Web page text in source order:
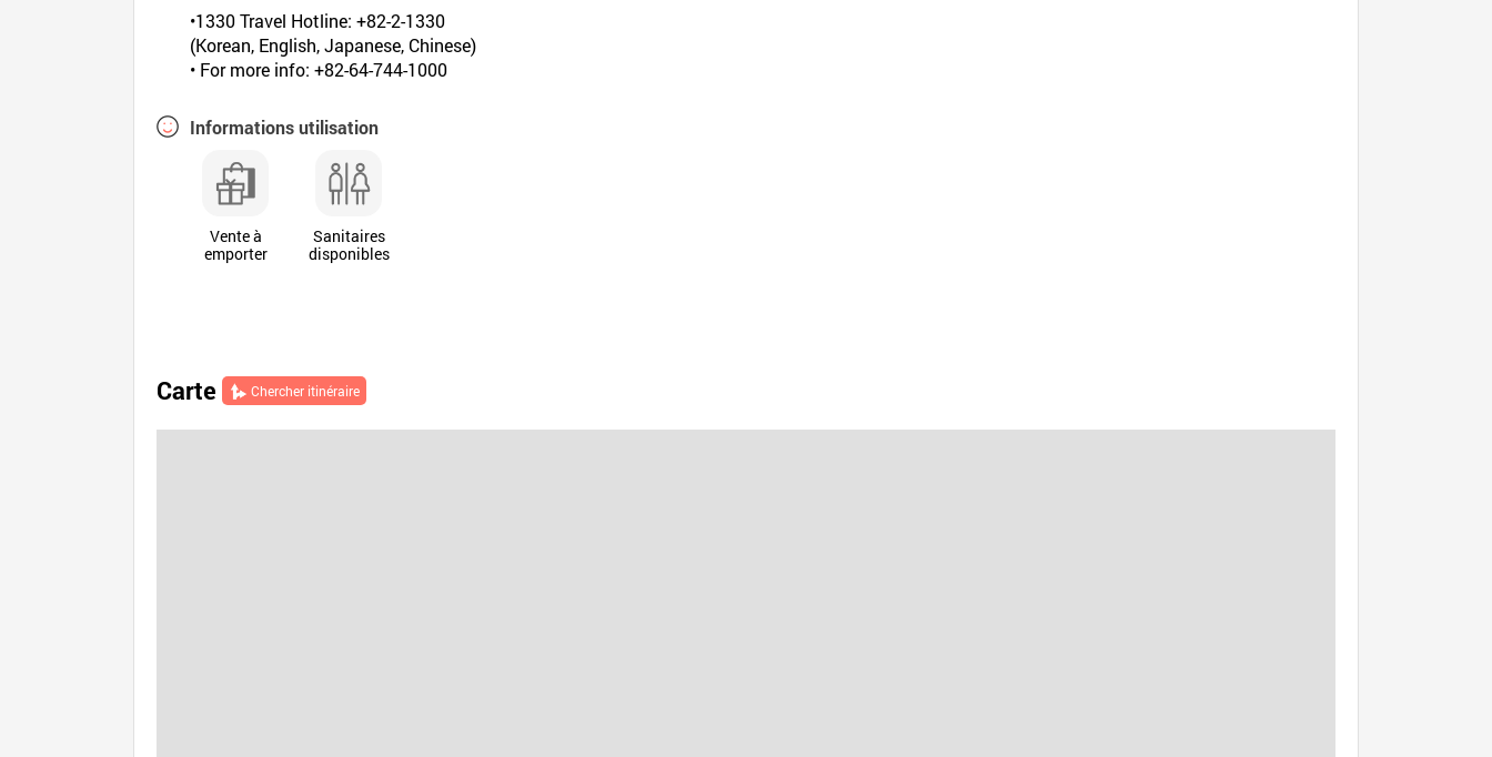
•1330 Travel Hotline: +82-2-1330
(Korean, English, Japanese, Chinese)
• For more info: +82-64-744-1000
Informations utilisation
Vente à
emporter
Sanitaires
disponibles
Carte Chercher itinéraire